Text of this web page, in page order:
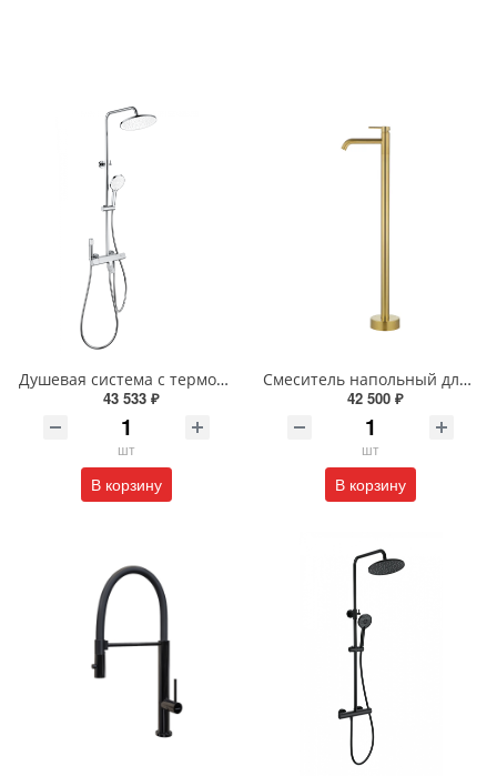
Душевая система с термостатом Wonzon & Woghand The ONE WW-B3094-CR хром
43 533 ₽
шт
В корзину
Смеситель напольный для раковины Wonzon & Woghand STICK WW-88649905-BG брашированное золото
42 500 ₽
шт
В корзину